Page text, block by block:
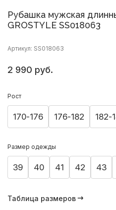
Рубашка мужская
GROSTYLE SS018063
Артикул: SS018063
2 990 руб.
Рост
170-176 176-182 182-
Размер одежды
39 40 41 42 43
Таблица размеров